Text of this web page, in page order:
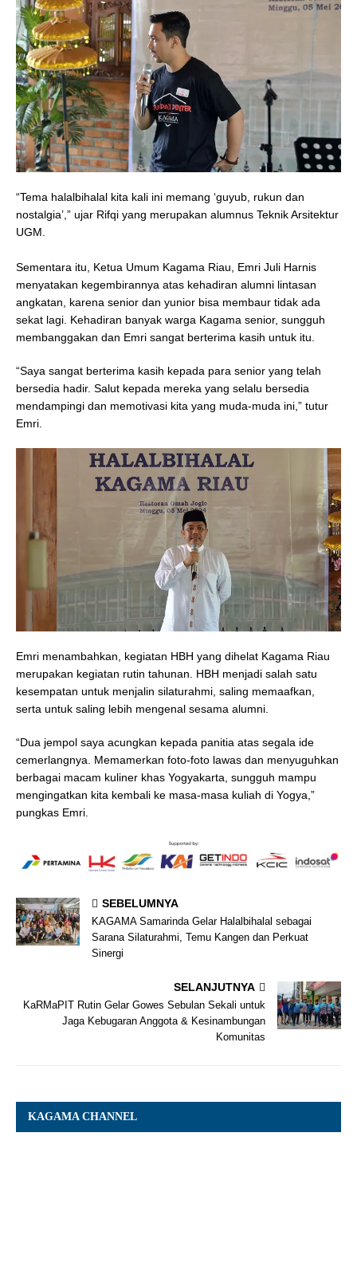
“Tema halalbihalal kita kali ini memang ‘guyub, rukun dan
nostalgia’,” ujar Rifqi yang merupakan alumnus Teknik Arsitektur
UGM.
Sementara itu, Ketua Umum Kagama Riau, Emri Juli Harnis
menyatakan kegembirannya atas kehadiran alumni lintasan
angkatan, karena senior dan yunior bisa membaur tidak ada
sekat lagi. Kehadiran banyak warga Kagama senior, sungguh
membanggakan dan Emri sangat berterima kasih untuk itu.
“Saya sangat berterima kasih kepada para senior yang telah
bersedia hadir. Salut kepada mereka yang selalu bersedia
mendampingi dan memotivasi kita yang muda-muda ini,” tutur
Emri.
Emri menambahkan, kegiatan HBH yang dihelat Kagama Riau
merupakan kegiatan rutin tahunan. HBH menjadi salah satu
kesempatan untuk menjalin silaturahmi, saling memaafkan,
serta untuk saling lebih mengenal sesama alumni.
“Dua jempol saya acungkan kepada panitia atas segala ide
cemerlangnya. Memamerkan foto-foto lawas dan menyuguhkan
berbagai macam kuliner khas Yogyakarta, sungguh mampu
mengingatkan kita kembali ke masa-masa kuliah di Yogya,”
pungkas Emri.
SEBELUMNYA
KAGAMA Samarinda Gelar Halalbihalal sebagai
Sarana Silaturahmi, Temu Kangen dan Perkuat
Sinergi
SELANJUTNYA
KaRMaPIT Rutin Gelar Gowes Sebulan Sekali untuk
Jaga Kebugaran Anggota & Kesinambungan
Komunitas
KAGAMA CHANNEL